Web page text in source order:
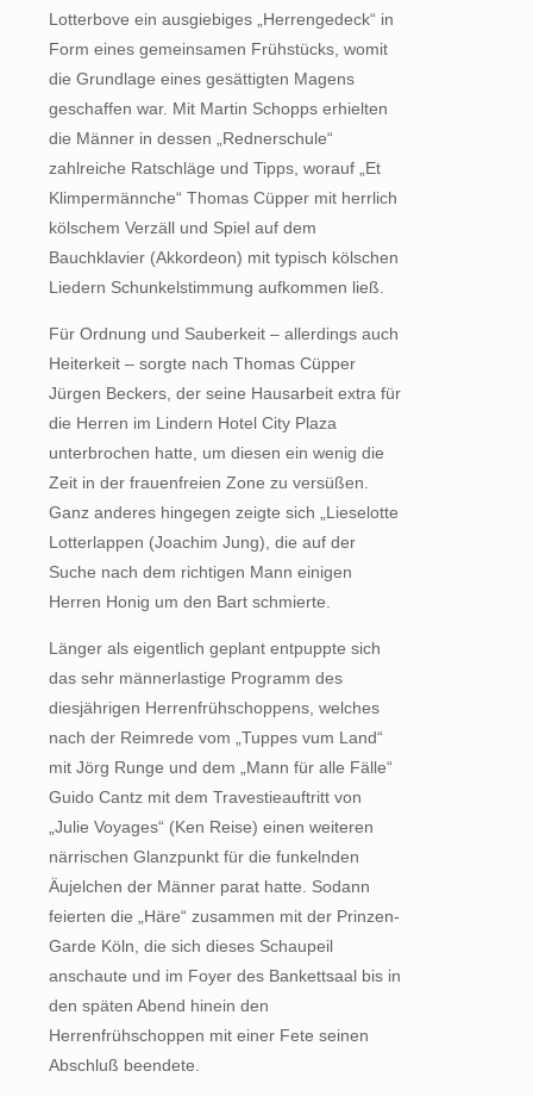
Lotterbove ein ausgiebiges „Herrengedeck“ in
Form eines gemeinsamen Frühstücks, womit
die Grundlage eines gesättigten Magens
geschaffen war. Mit Martin Schopps erhielten
die Männer in dessen „Rednerschule“
zahlreiche Ratschläge und Tipps, worauf „Et
Klimpermännche“ Thomas Cüpper mit herrlich
kölschem Verzäll und Spiel auf dem
Bauchklavier (Akkordeon) mit typisch kölschen
Liedern Schunkelstimmung aufkommen ließ.
Für Ordnung und Sauberkeit – allerdings auch
Heiterkeit – sorgte nach Thomas Cüpper
Jürgen Beckers, der seine Hausarbeit extra für
die Herren im Lindern Hotel City Plaza
unterbrochen hatte, um diesen ein wenig die
Zeit in der frauenfreien Zone zu versüßen.
Ganz anderes hingegen zeigte sich „Lieselotte
Lotterlappen (Joachim Jung), die auf der
Suche nach dem richtigen Mann einigen
Herren Honig um den Bart schmierte.
Länger als eigentlich geplant entpuppte sich
das sehr männerlastige Programm des
diesjährigen Herrenfrühschoppens, welches
nach der Reimrede vom „Tuppes vum Land“
mit Jörg Runge und dem „Mann für alle Fälle“
Guido Cantz mit dem Travestieauftritt von
„Julie Voyages“ (Ken Reise) einen weiteren
närrischen Glanzpunkt für die funkelnden
Äujelchen der Männer parat hatte. Sodann
feierten die „Häre“ zusammen mit der Prinzen-
Garde Köln, die sich dieses Schaupeil
anschaute und im Foyer des Bankettsaal bis in
den späten Abend hinein den
Herrenfrühschoppen mit einer Fete seinen
Abschluß beendete.